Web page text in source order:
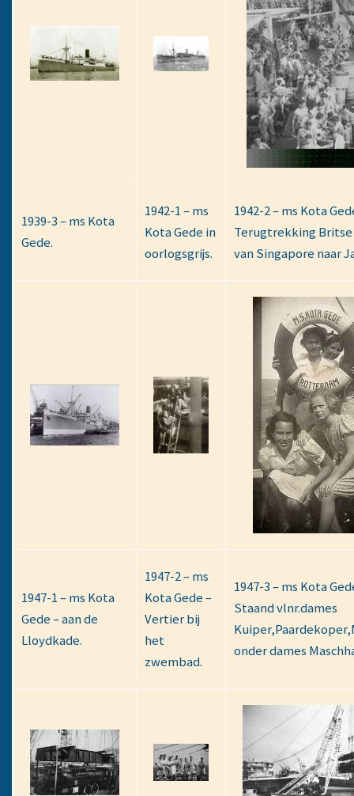
1939-3 – ms Kota
Gede.
1942-1 – ms
Kota Gede in
oorlogsgrijs.
1942-2 – ms Kota
Terugtrekking
van Singapore naar
1947-1 – ms Kota
Gede – aan de
Lloydkade.
1947-2 – ms
Kota Gede –
Vertier bij
het
zwembad.
1947-3 – ms Kota
Staand vlnr.dames
onder dames